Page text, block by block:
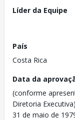
Líder da Equipe
País
Costa Rica
Data da
(conforme
Diretoria Executiva)
31 de maio de